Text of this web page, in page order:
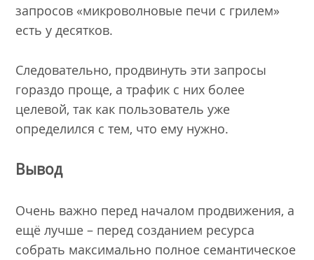
запросов «микроволновые печи с грилем»
есть у десятков.
Следовательно, продвинуть эти запросы
гораздо проще, а трафик с них более
целевой, так как пользователь уже
определился с тем, что ему нужно.
Вывод
Очень важно перед началом продвижения, а
ещё лучше – перед созданием ресурса
собрать максимально полное семантическое